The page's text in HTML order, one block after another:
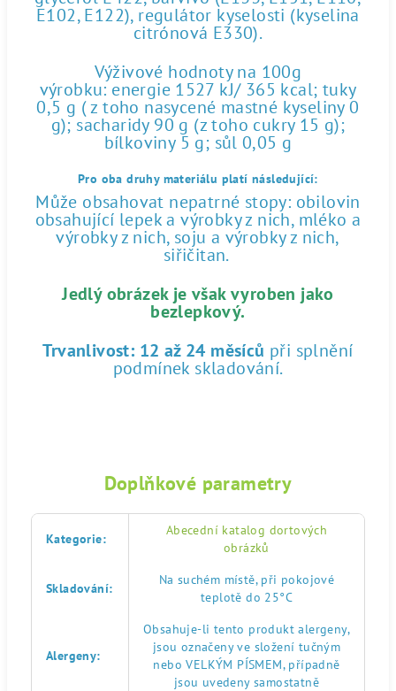
E102, E122), regulátor kyselosti (kyselina
citrónová E330).
Výživové hodnoty na 100g
výrobku: energie 1527 kJ/ 365 kcal; tuky
0,5 g ( z toho nasycené mastné kyseliny 0
g); sacharidy 90 g (z toho cukry 15 g);
bílkoviny 5 g; sůl 0,05 g
Pro oba druhy materiálu platí následující:
Může obsahovat nepatrné stopy: obilovin
obsahující lepek a výrobky z nich, mléko a
výrobky z nich, soju a výrobky z nich,
siřičitan.
Jedlý obrázek je však vyroben jako
bezlepkový.
Trvanlivost: 12 až 24 měsíců při splnění
podmínek skladování.
Doplňkové parametry
Kategorie:
Abecední katalog dortových
obrázků
Skladování:
Na suchém místě, při pokojové
teplotě do 25°C
Alergeny:
Obsahuje-li tento produkt alergeny,
jsou označeny ve složení tučným
nebo VELKÝM PÍSMEM, případně
jsou uvedeny samostatně